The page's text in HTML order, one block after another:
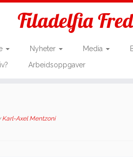
Filadelfia
Nyheter Media
Arbeidsoppgaver
Karl-Axel Mentzoni